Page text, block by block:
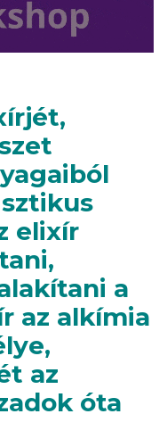
elixír
a
az alkímia
az
óta